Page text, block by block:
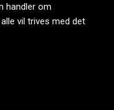
handler om
vil trives med det